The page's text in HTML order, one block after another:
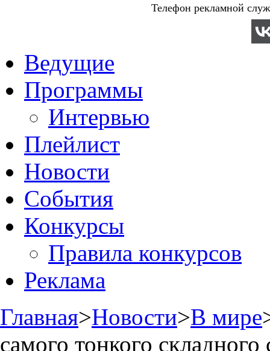
Телефон рекламной
Ведущие
Программы
Интервью
Плейлист
Новости
События
Конкурсы
Правила конкурсов
Реклама
Главная>Новости>В мире
самого тонкого